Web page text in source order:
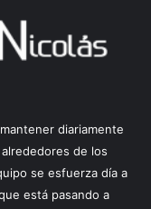
diariamente
de los
se esfuerza día a
está pasando a